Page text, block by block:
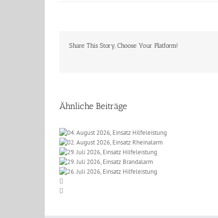
Share This Story, Choose Your Platform!
Ähnliche Beiträge